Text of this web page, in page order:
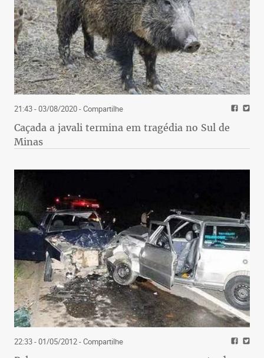
21:43 - 03/08/2020- Compartilhe
Caçada a javali termina em tragédia no Sul de
Minas
22:33 - 01/05/2012- Compartilhe